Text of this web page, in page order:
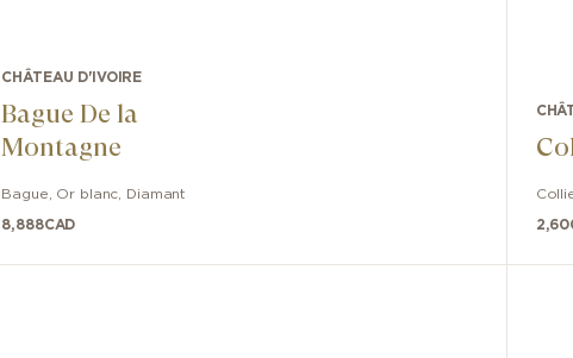
CHÂTEAU D'IVOIRE
Bague De la
Montagne
Bague Or blanc Diamant
8,888CAD